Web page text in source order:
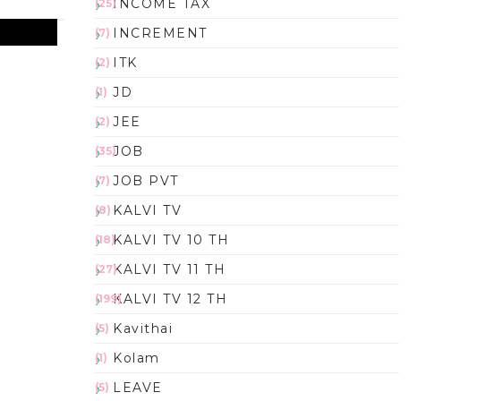
INCOME TAX
(25)
INCREMENT
(7)
ITK
(2)
JD
(1)
JEE
(2)
JOB
(35)
JOB PVT
(7)
KALVI TV
(8)
KALVI TV 10 TH
(18)
KALVI TV 11 TH
(27)
KALVI TV 12 TH
(199)
Kavithai
(5)
Kolam
(1)
LEAVE
(5)